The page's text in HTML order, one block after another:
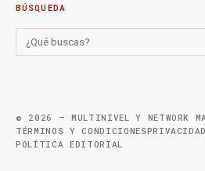
BÚSQUEDA
© 2026 — MULTINIVEL Y NETWORK
TÉRMINOS Y CONDICIONES
POLÍTICA EDITORIAL